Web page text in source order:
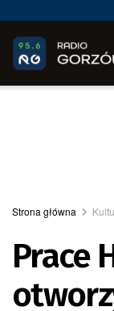
Strona główna
Prace